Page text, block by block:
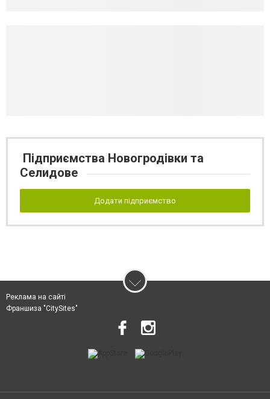
Підприємства Новогродівки та
Селидове
Додати підприємство
Реклама на сайті
Франшиза "CitySites"